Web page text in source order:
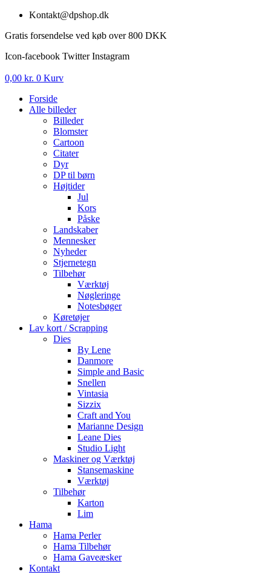
Videre
indhold
Kontakt@dpshop.dk
Gratis forsendelse ved køb over 800 DKK
Icon-facebook Twitter Instagram
0,00 kr. 0 Kurv
Forside
Alle billeder
Billeder
Blomster
Cartoon
Citater
Dyr
DP til børn
Højtider
Jul
Kors
Påske
Landskaber
Mennesker
Nyheder
Stjernetegn
Tilbehør
Værktøj
Nøgleringe
Notesbøger
Køretøjer
Lav kort / Scrapping
Dies
By Lene
Danmore
Simple and Basic
Snellen
Vintasia
Sizzix
Craft and You
Marianne Design
Leane Dies
Studio Light
Maskiner og Værktøj
Stansemaskine
Værktøj
Tilbehør
Karton
Lim
Hama
Hama Perler
Hama Tilbehør
Hama Gaveæsker
Kontakt